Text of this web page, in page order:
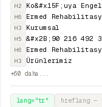
H2 Ko&#x15F;uya
H6 Ermed
H3 Kurumsal
H5 &#x2B;90 216 492
H6 Ermed
H3 Ürünlerimiz
+60 daha...
lang="tr" hreflang —